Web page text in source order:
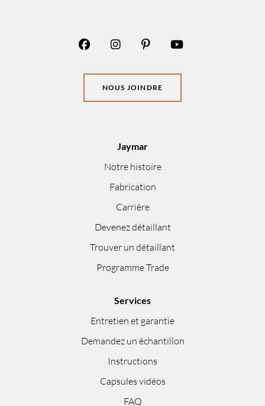
NOUS JOINDRE
Jaymar
Notre histoire
Fabrication
Carrière
Devenez détaillant
Trouver un détaillant
Programme Trade
Services
Entretien et garantie
Demandez un échantillon
Instructions
Capsules vidéos
FAQ